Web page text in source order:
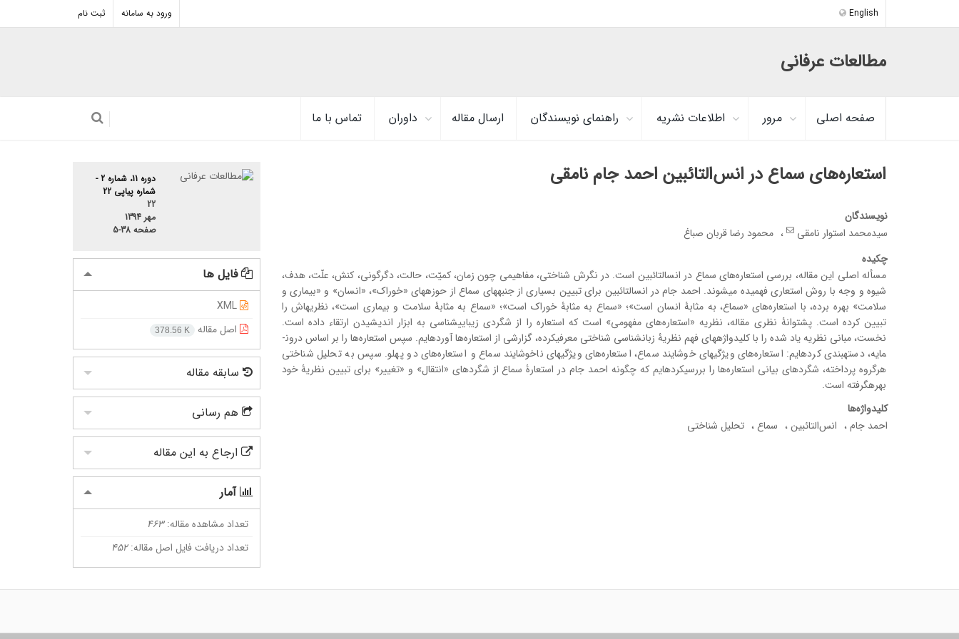
ورود به سامانه ثبت نام English
مطالعات عرفانی
صفحه اصلی مرور اطلاعات نشریه راهنمای نویسندگان ارسال مقاله داوران تماس با ما
استعاره‌های سماع در انس‌التائبین احمد جام نامقی
نویسندگان
سیدمحمد استوار نامقی
محمود رضا قربان صباغ
چکیده
مسأله اصلی این مقاله، بررسی استعاره‌های سماع در انس­التائبین است. در نگرش شناختی، مفاهیمی چون زمان، کمیّت، حالت، دگرگونی، کنش، علّت، هدف،
شیوه و وجه با روش استعاری فهمیده می­شوند. احمد جام در انس­التائبین برای تبیین بسیاری از جنبه­های سماع از حوزه­های «خوراک»، «انسان» و «بیماری و
سلامت» بهره­ برده­، با ­استعاره‌های «سماع، به مثابۀ انسان است»؛ «سماع به مثابۀ خوراک است»؛ «سماع به مثابۀ سلامت و بیماری است»، نظریه­اش را
تبیین کرده است. پشتوانۀ نظری مقاله، نظریه «استعاره‌های مفهومی» است که استعاره را از شگردی زیبایی­شناسی به ابزار اندیشیدن ارتقاء داده­ است.
نخست، مبانی نظریه یاد شده را با کلیدواژه­های فهم نظریۀ زبانشناسی شناختی معرفی­کرده، گزارشی از استعاره‌ها آورده­ایم. سپس استعاره‌ها را بر اساس درون­
مایه، دسته­بندی کرده­ایم: استعاره‌های ویژگی­های خوشایند سماع، استعاره‌های ویژگی­های ناخوشایند سماع و استعاره‌های دو پهلو. سپس به تحلیل شناختی
هرگروه پرداخته­، شگردهای بیانی استعاره‌ها را بررسی­کرده­ایم که چگونه احمد جام در استعارۀ سماع از شگردهای «انتقال» و «تغییر» برای تبیین نظریۀ خود
بهره­گرفته است.
کلیدواژه‌ها
احمد جام
انس‌التائبین سماع تحلیل شناختی
دوره 11، شماره 2 -
شماره پیاپی 22
22
مهر 1394
صفحه 5-38
فایل ها
XML
اصل مقاله
378.56 K
سابقه مقاله
هم رسانی
ارجاع به این مقاله
آمار
تعداد مشاهده مقاله:463
تعداد دریافت فایل اصل مقاله:452